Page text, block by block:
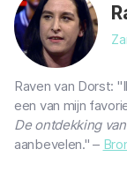
Raven van Dorst:
een van mijn
De ontdekking
aanbevelen." –